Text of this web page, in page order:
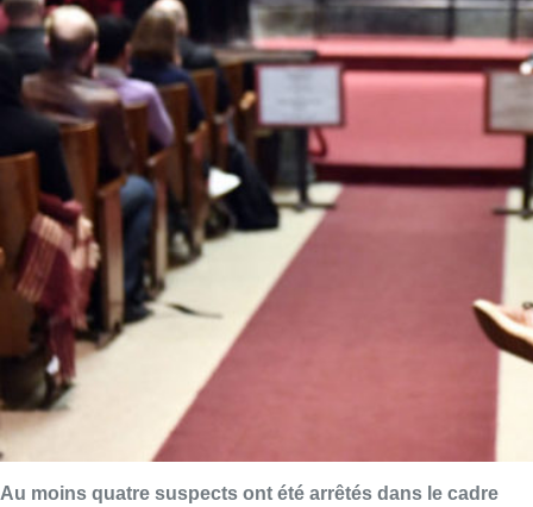
Au moins quatre suspects ont été arrêtés dans le cadre